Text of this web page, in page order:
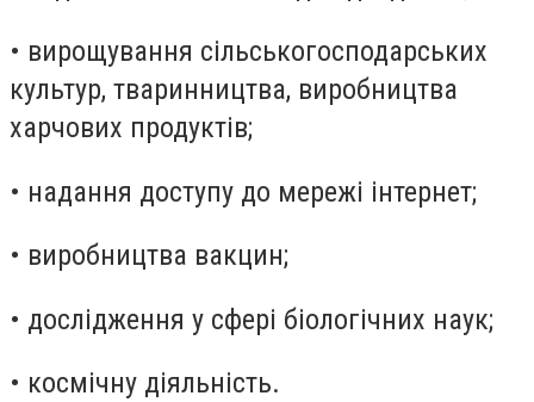
• вирощування сільськогосподарських
культур, тваринництва, виробництва
харчових продуктів;
• надання доступу до мережі інтернет;
• виробництва вакцин;
• дослідження у сфері біологічних наук;
• космічну діяльність.